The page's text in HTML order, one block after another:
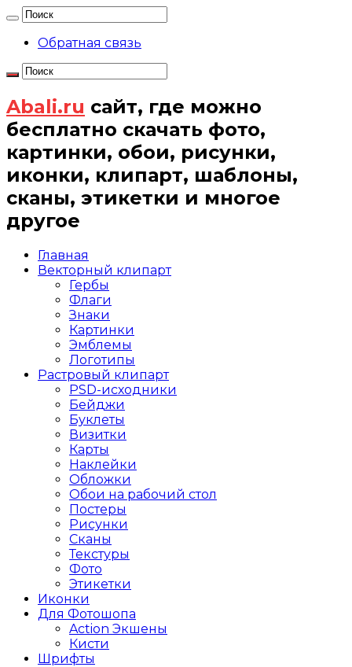
Обратная связь
Abali.ru сайт, где можно
бесплатно скачать фото,
картинки, обои, рисунки,
иконки, клипарт, шаблоны,
сканы, этикетки и многое
другое
Главная
Векторный клипарт
Гербы
Флаги
Знаки
Картинки
Эмблемы
Логотипы
Растровый клипарт
PSD-исходники
Бейджи
Буклеты
Визитки
Карты
Наклейки
Обложки
Обои на рабочий стол
Постеры
Рисунки
Сканы
Текстуры
Фото
Этикетки
Иконки
Для Фотошопа
Action Экшены
Кисти
Шрифты